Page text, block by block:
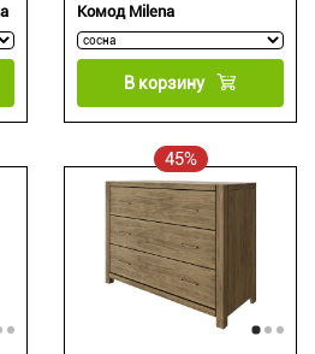
Комод Milena
В корзину
45%